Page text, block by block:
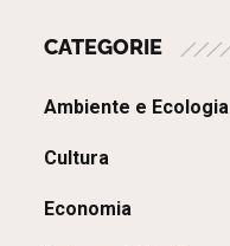
CATEGORIE
Ambiente e Ecologia
Cultura
Economia